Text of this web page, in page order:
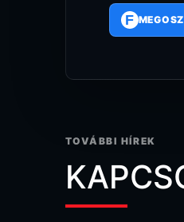
F
TOVÁBBI HÍREK